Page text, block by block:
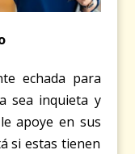
echada para
sea inquieta y
apoye en sus
si estas tienen